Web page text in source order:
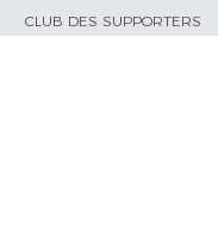
CLUB DES SUPPORTERS